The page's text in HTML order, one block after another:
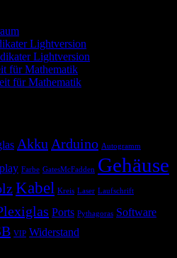
Lightversion
Lightversion
für Mathematik
für Mathematik
Akku Arduino Autogramm
Farbe GatesMcFadden Gehäuse
Kabel Kreis Laser Laufschrift
Ports Pythagoras Software
VIP Widerstand